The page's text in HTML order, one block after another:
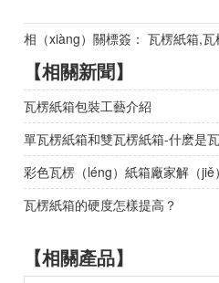
相（xiàng）關標簽： 瓦楞紙箱,
【相關新聞】
瓦楞紙箱包裝工藝介紹
單瓦楞紙箱和雙瓦楞紙箱-什麽是
彩色瓦楞（léng）紙箱廠家解（
瓦楞紙箱的硬度怎樣提高？
【相關產品】